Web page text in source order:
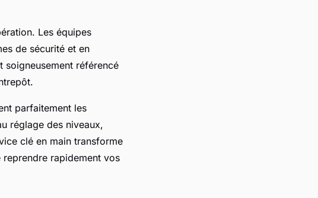
Les équipes
de sécurité et en
soigneusement référencé
parfaitement les
réglage des niveaux,
clé en main transforme
rapidement vos